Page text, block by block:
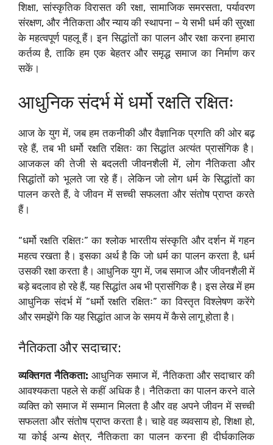
शिक्षा, सांस्कृतिक विरासत की रक्षा, सामाजिक समरसता, पर्यावरण
संरक्षण, और नैतिकता और न्याय की स्थापना – ये सभी धर्म की सुरक्षा
के महत्वपूर्ण पहलू हैं। इन सिद्धांतों का पालन और रक्षा करना हमारा
कर्तव्य है, ताकि हम एक बेहतर और समृद्ध समाज का निर्माण कर
सकें।
आधुनिक संदर्भ में धर्मो रक्षति रक्षितः
आज के युग में, जब हम तकनीकी और वैज्ञानिक प्रगति की ओर बढ़
रहे हैं, तब भी धर्मो रक्षति रक्षितः का सिद्धांत अत्यंत प्रासंगिक है।
आजकल की तेजी से बदलती जीवनशैली में, लोग नैतिकता और
सिद्धांतों को भूलते जा रहे हैं। लेकिन जो लोग धर्म के सिद्धांतों का
पालन करते हैं, वे जीवन में सच्ची सफलता और संतोष प्राप्त करते
हैं।
“धर्मो रक्षति रक्षितः” का श्लोक भारतीय संस्कृति और दर्शन में गहन
महत्व रखता है। इसका अर्थ है कि जो धर्म का पालन करता है, धर्म
उसकी रक्षा करता है। आधुनिक युग में, जब समाज और जीवनशैली में
बड़े बदलाव हो रहे हैं, यह सिद्धांत अब भी प्रासंगिक है। इस लेख में हम
आधुनिक संदर्भ में “धर्मो रक्षति रक्षितः” का विस्तृत विश्लेषण करेंगे
और समझेंगे कि यह सिद्धांत आज के समय में कैसे लागू होता है।
नैतिकता और सदाचार:
व्यक्तिगत नैतिकता: आधुनिक समाज में, नैतिकता और सदाचार की
आवश्यकता पहले से कहीं अधिक है। नैतिकता का पालन करने वाले
व्यक्ति को समाज में सम्मान मिलता है और वह अपने जीवन में सच्ची
सफलता और संतोष प्राप्त करता है। चाहे वह व्यवसाय हो, शिक्षा हो,
या कोई अन्य क्षेत्र, नैतिकता का पालन करना ही दीर्घकालिक